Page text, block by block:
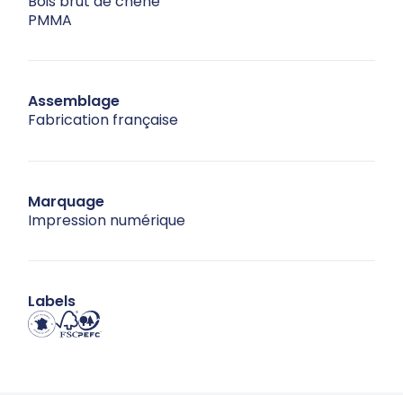
PMMA
Assemblage
Fabrication française
Marquage
Impression numérique
Labels